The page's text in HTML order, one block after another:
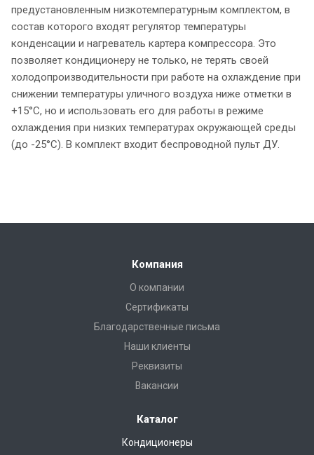
предустановленным низкотемпературным комплектом, в
состав которого входят регулятор температуры
конденсации и нагреватель картера компрессора. Это
позволяет кондиционеру не только, не терять своей
холодопроизводительности при работе на охлаждение при
снижении температуры уличного воздуха ниже отметки в
+15°С, но и использовать его для работы в режиме
охлаждения при низких температурах окружающей среды
(до -25°С). В комплект входит беспроводной пульт ДУ.
Компания
О компании
Сертификаты
Благодарственные письма
Наши клиенты
Реквизиты
Вакансии
Каталог
Кондиционеры